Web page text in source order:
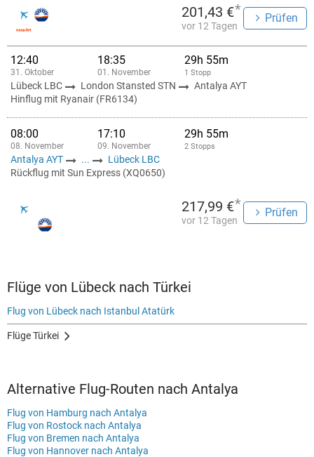
201,43 €*
vor 12 Tagen
Prüfen
12:40
31. Oktober
18:35
01. November
29h 55m
1 Stopp
Lübeck LBC London Stansted STN
Antalya AYT
Hinflug mit Ryanair (FR6134)
08:00
08. November
17:10
09. November
29h 55m
2 Stopps
Antalya AYT ...
Lübeck LBC
Rückflug mit Sun Express (XQ0650)
217,99 €*
vor 12 Tagen
Prüfen
Flüge von Lübeck nach Türkei
Flug von Lübeck nach Istanbul Atatürk
Flüge Türkei
Alternative Flug-Routen nach Antalya
Flug von Hamburg nach Antalya
Flug von Rostock nach Antalya
Flug von Bremen nach Antalya
Flug von Hannover nach Antalya